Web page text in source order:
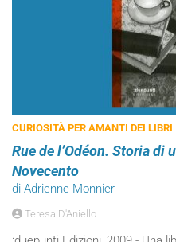
CURIOSITÀ PER AMANTI DEI LIBRI
Rue de l’Odéon. Storia di
Novecento
di Adrienne Monnier
Teresa D'Aniello